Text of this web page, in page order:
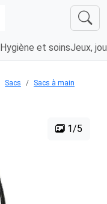
Hygiène et soinsJeux,
Sacs Sacs à main
1/5